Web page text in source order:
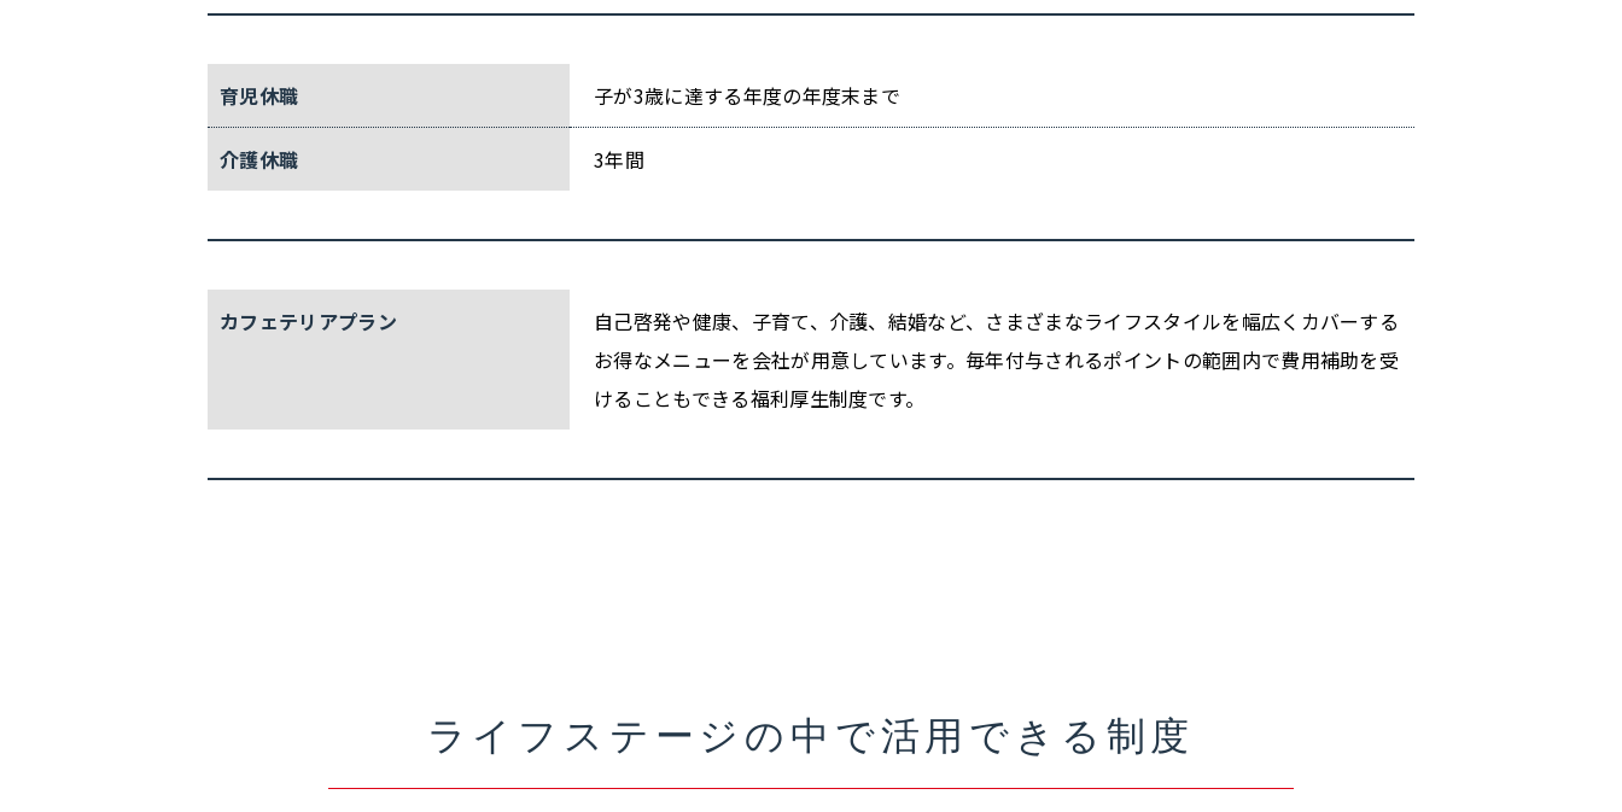
育児休職 子が3歳に達する年度の年度末まで
介護休職 3年間
カフェテリアプラン
自己啓発や健康、子育て、介護、結婚など、さまざまなライフスタイルを幅広くカバーする
お得なメニューを会社が用意しています。毎年付与されるポイントの範囲内で費用補助を受
けることもできる福利厚生制度です。
ライフステージの中で活用できる制度